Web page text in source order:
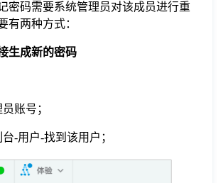
密码需要系统管理员对该成员进行重
有两种方式：
生成新的密码
账号；
-用户-找到该用户；